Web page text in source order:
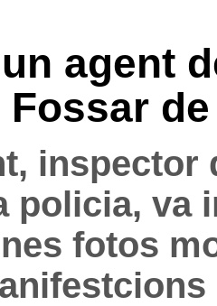
agent
de
inspector
policia, va
fotos